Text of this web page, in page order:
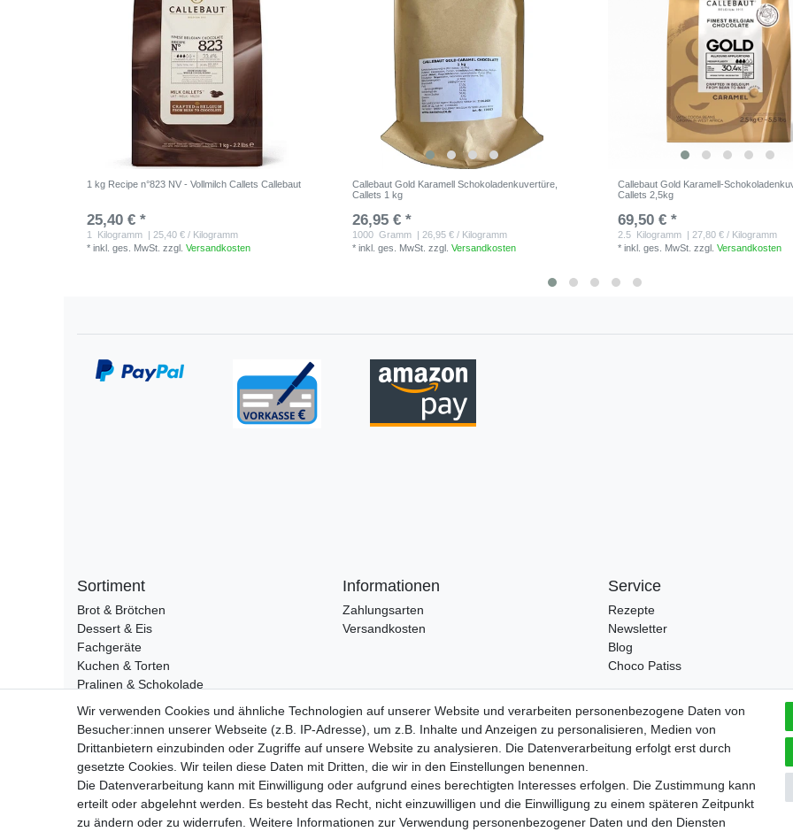
1 kg Recipe n°823 NV - Vollmilch Callets Callebaut
25,40 € *
1 Kilogramm | 25,40 € / Kilogramm
*inkl. ges. MwSt. zzgl.Versandkosten
Callebaut Gold Karamell Schokoladenkuvertüre,
Callets 1 kg
26,95 € *
1000 Gramm | 26,95 € / Kilogramm
*inkl. ges. MwSt. zzgl.Versandkosten
Callebaut Gold Karamell-
Callets 2,5kg
69,50 € *
2.5 Kilogramm | 27,80 € / Kilogramm
*inkl. ges. MwSt. zzgl.Versandkosten
Sortiment
Brot & Brötchen
Dessert & Eis
Fachgeräte
Kuchen & Torten
Pralinen & Schokolade
Informationen
Zahlungsarten
Versandkosten
Service
Rezepte
Newsletter
Blog
Choco Patiss
Widerrufs­recht Widerrufs­formular Impressum Daten­schutz­erklärung
Wir verwenden Cookies und ähnliche Technologien auf unserer Website und verarbeiten personenbezogene Daten von
Besucher:innen unserer Webseite (z.B. IP-Adresse), um z.B. Inhalte und Anzeigen zu personalisieren, Medien von
Drittanbietern einzubinden oder Zugriffe auf unsere Website zu analysieren. Die Datenverarbeitung erfolgt erst durch
gesetzte Cookies. Wir teilen diese Daten mit Dritten, die wir in den Einstellungen benennen.
Die Datenverarbeitung kann mit Einwilligung oder aufgrund eines berechtigten Interesses erfolgen. Die Zustimmung kann
erteilt oder abgelehnt werden. Es besteht das Recht, nicht einzuwilligen und die Einwilligung zu einem späteren Zeitpunkt
zu ändern oder zu widerrufen. Weitere Informationen zur Verwendung personenbezogener Daten und den Diensten